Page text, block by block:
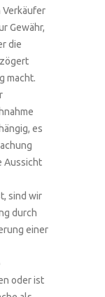
Gewähr,
die
macht.
es
Aussicht
sind wir
durch
einer
oder ist